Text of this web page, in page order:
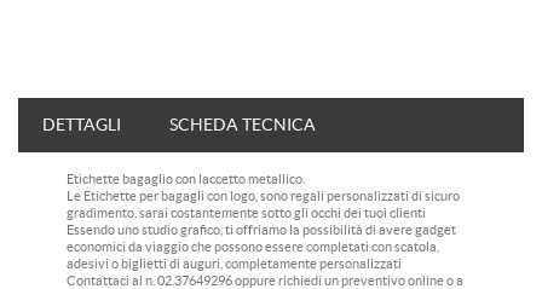
DETTAGLI SCHEDA TECNICA
PERSONALIZZAZIONE DEL PRODOTTO
Etichette bagaglio con laccetto metallico.
Le Etichette per bagagli con logo, sono regali personalizzati di sicuro
gradimento, sarai costantemente sotto gli occhi dei tuoi clienti
Essendo uno studio grafico, ti offriamo la possibilità di avere gadget
economici da viaggio che possono essere completati con scatola,
adesivi o biglietti di auguri, completamente personalizzati
Contattaci al n. 02.37649296 oppure richiedi un preventivo online o a